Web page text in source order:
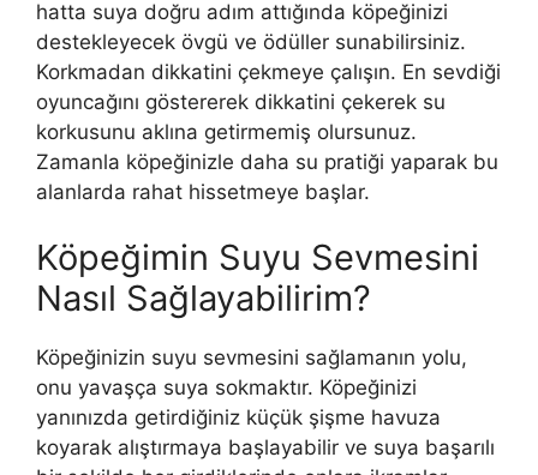
hatta suya doğru adım attığında köpeğinizi
destekleyecek övgü ve ödüller sunabilirsiniz.
Korkmadan dikkatini çekmeye çalışın. En sevdiği
oyuncağını göstererek dikkatini çekerek su
korkusunu aklına getirmemiş olursunuz.
Zamanla köpeğinizle daha su pratiği yaparak bu
alanlarda rahat hissetmeye başlar.
Köpeğimin Suyu Sevmesini
Nasıl Sağlayabilirim?
Köpeğinizin suyu sevmesini sağlamanın yolu,
onu yavaşça suya sokmaktır. Köpeğinizi
yanınızda getirdiğiniz küçük şişme havuza
koyarak alıştırmaya başlayabilir ve suya başarılı